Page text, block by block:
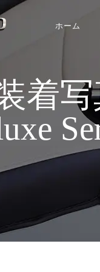
ホーム
装着